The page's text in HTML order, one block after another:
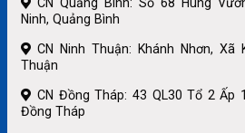
CN Quảng Bình: Số 68 Hùng
Ninh, Quảng Bình
CN Ninh Thuận: Khánh Nhơn, Xã
Thuận
CN Đồng Tháp: 43 QL30 Tổ 2 Ấp
Đồng Tháp